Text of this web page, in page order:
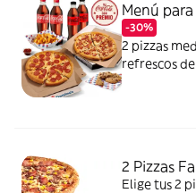
Menú
-30%
2 pizzas
refrescos
naranja,
2 Pizzas
Elige tus 2